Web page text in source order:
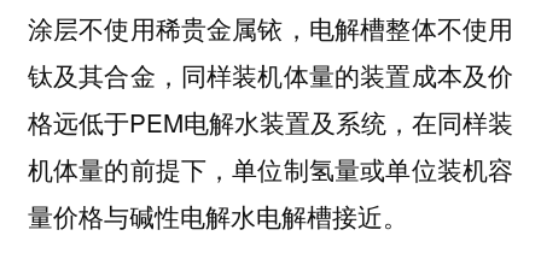
涂层不使用稀贵金属铱，电解槽整体不使用
钛及其合金，同样装机体量的装置成本及价
格远低于PEM电解水装置及系统，在同样装
机体量的前提下，单位制氢量或单位装机容
量价格与碱性电解水电解槽接近。